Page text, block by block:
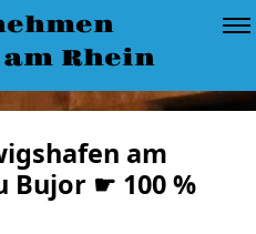
Rhein
am
Bujor ☛ 100 %